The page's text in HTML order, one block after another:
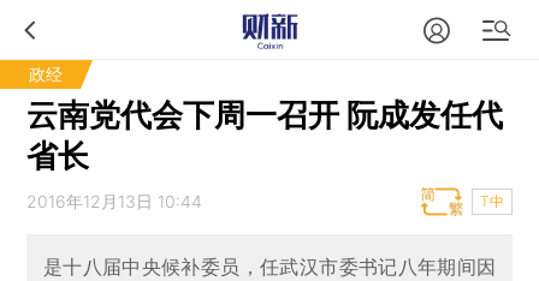
政经
云南党代会下周一召开 阮成发任代
省长
2016年12月13日 10:44 T中
是十八届中央候补委员，任武汉市委书记八年期间因